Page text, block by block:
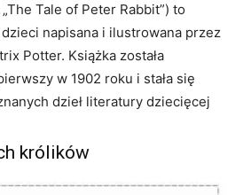
Tale of Peter Rabbit”) to
napisana i ilustrowana przez
Potter. Książka została
w 1902 roku i stała się
dzieł literatury dziecięcej
królików